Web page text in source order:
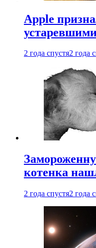
Apple
2 года спустя2 года
котенка
2 года спустя2 года